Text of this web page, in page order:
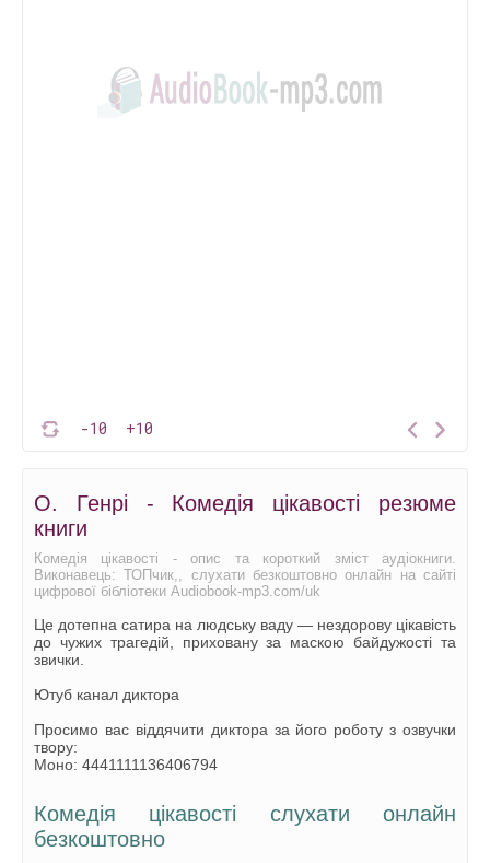
-10 +10
О. Генрі - Комедія цікавості резюме
книги
Комедія цікавості - опис та короткий зміст аудіокниги.
Виконавець: ТОПчик,, слухати безкоштовно онлайн на сайті
цифрової бібліотеки Audiobook-mp3.com/uk
Це дотепна сатира на людську ваду — нездорову цікавість
до чужих трагедій, приховану за маскою байдужості та
звички.
Ютуб канал диктора
Просимо вас віддячити диктора за його роботу з озвучки
твору:
Моно: 4441111136406794
Комедія цікавості слухати онлайн
безкоштовно